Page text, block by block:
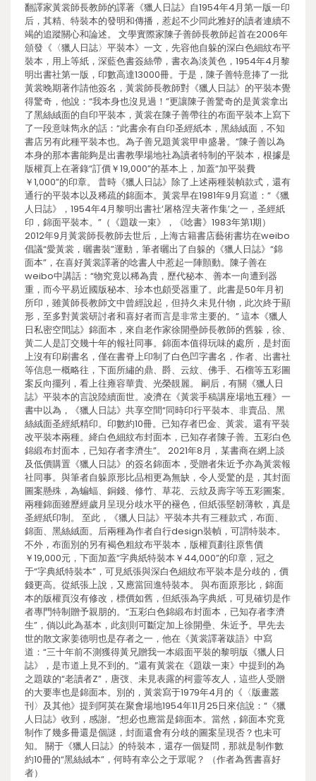
翻譯家黃裳師長教師的譯著《獵人日誌》自1954年4月第一版一印
后，其精、特裝本的發明和傳播，惹起不少同此雅好的讀者連續不
竭的追蹤關心和論述。 文學實際家陳子善師長教師起首在2006年
頒發《〈獵人日誌〉平裝本》一文，先容他自躲的深白色細紋布平
裝本，用上等紙，深藍色書簽絲帶，書衣為淡黃色，1954年4月黎
明出書社第一版，印數高達13000冊。于是，陳子善特意捧了一批
黃裳晚期著作請他簽名，黃裳師長教師對《獵人日誌》的平裝本覺
得驚奇，他說：“我本身也沒見過！”更讓陳子善驚奇的是黃裳拿出
了黑絲絨面的自印平裝本，黃裳在陳子善帶往的布面平裝本上寫下
了一段意味雋永的話：“此書余有自印圣經紙本，黑絲絨面，不知
書店另有此種平裝本也。為子善兄題黃裳甲申盛暑。”陳子善以為
本身的那本書能夠是出書教學場地社為讀者特制的平裝本，根據是
版權頁上在著錄“訂價￥19,000”的基本上，加蓋“加平裝費
￥1,000”的印章。 昔時《獵人日誌》除了上述兩種裝幀款式，還有
通行的平裝本以及稀疏的錦面本。黃裳早在1981年9月寫道：“《獵
人日誌》，1954年4月黎明出書社‘屠格涅夫著作集’之一，圣經紙
印，錦面平裝本。”（《題跋一束》，《唸書》1983年第1期）
2012年9月黃裳師長教師去世后，上海古籍書店藝術書坊在weibo
倡議“愛黃裳，曬書裝”運動，筆者曬出了自躲的《獵人日誌》“錦
面本”，在喜好黃裳譯著的唸書人中惹起一陣顫動。陳子善在
weibo中講話：“物究竟以稀為貴，歷代秘本、善本一向遭到器
重，而今平易近國版秘本、珍本也頗受器重了。此書是50年月初
所印，雖黃師長教師文中曾經說起，但持久未見什物，此次終于顯
形，至多對黃裳研討者和喜好者而言是非常主要的。” 這本《獵人
日私密空間誌》錦面本，來自老作家徐開壘師長教師的舊躲，徐、
黃二人是訂交幾十年的報社同事。錦面本值得玩味的處所，是封面
上沒有印刷書名，僅在書脊上印制了白色凹字書名，作者、出書社
等信息一概略往，下面所繡的鼎、爵、云紋、佛手、石榴等五彩圖
案反向擺列，看上往雍容華貴、光榮靚麗。 嗣后，有關《獵人日
誌》平裝本的言說陸續面世。凌濟在《黃裳手稿講座場地五種》一
書中以為，《獵人日誌》共享空間“同時印行平裝本、非賣品、黑
絲絨面圣經紙精印。印數約10冊。已知存者巴金、黃裳。還有平裝
改平裝本兩種。絳白色細紋布封面本，已知存者陳子善。五彩白色
錦緞布封面本，已知存者李濟生”。 2021年8月，某書商在網上談
及低價購置《獵人日誌》的簽名錦面本，受贈者朱近予亦為黃裳報
社同事。與筆者自躲原形比品相更為無缺，令人受驚的是，其封面
圖案懸殊，為蝙蝠、銅錢、修竹、草花、云紋及壽字等五彩圖案。
兩種錦面雖歷經歲月呈現分歧水平的褪色，但紙張堅韌薄軟，真是
圣經紙印制。 至此，《獵人日誌》平裝本共有三種款式，布面、
錦面、黑絲絨面。后兩種為作者自行design裝幀，可謂特裝本。
不外，布面別的另有褐色粗紋布平裝本，版權頁劃往原售價
￥19,000元，下面加蓋“字典紙特裝本￥44,000”的印章，冠之
于“字典紙特裝本”，可見紙張與深白色細紋布平裝本是分歧的，價
錢更高。從紙張上說，又應當回進特裝本。 與布面原形比，錦面
本的版權頁沒有修改，標價如舊，但紙張為字典紙，可見確切是作
者專門特制贈予親朋的。“五彩白色錦緞布封面本，已知存者李濟
生”，倘以此為基本，此刻則可斷定加上徐開壘、朱近予。早先去
世的散文家姜德明也是存者之一，他在《黃裳譯著跋語》中寫
道：“三十年前不測獲得黃兄贈我一本緞面平裝的黎明版《獵人日
誌》，是市道上見不到的。”還有黃裳在《題跋一束》中提到的為
之題跋的“老讀者Z”，唐弢、未見表露的柯靈等友人，這些人受贈
的大要率也是錦面本。別的，黃裳寫于1979年4月的《〈版畫叢
刊〉及其他》提到阿英在聚會場地1954年11月25日來信說：“《獵
人日誌》收到，感謝。”想必也應當是錦面本。當然，錦面本究竟
制作了幾多冊還是個謎，封面還會有分歧的圖案呈現否？也未可
知。 關于《獵人日誌》的特裝本，還存一個疑問，那就是制作數
約10冊的“黑絲絨本”，何時有幸公之于眾呢？ （作者為舊書喜好
者）